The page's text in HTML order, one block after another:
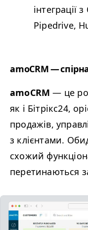
інтеграції
Pipedrive,
amoCRM —
amoCRM— це
як і Бітрікс24,
продажів,
з клієнтами.
схожий
перетинаються